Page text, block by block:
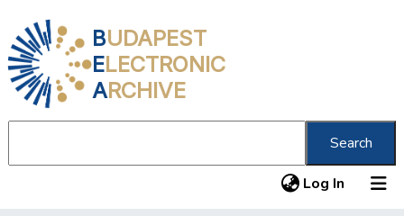
BUDAPEST
ELECTRONIC
ARCHIVE
Search
Log In (current)